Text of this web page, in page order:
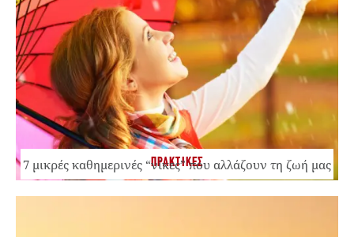
ΠΡΑΚΤΙΚΕΣ
7 μικρές καθημερινές “νίκες” που αλλάζουν τη ζωή μας